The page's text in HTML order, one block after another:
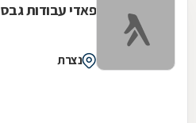
פאדי עבודות גבס
נצרת